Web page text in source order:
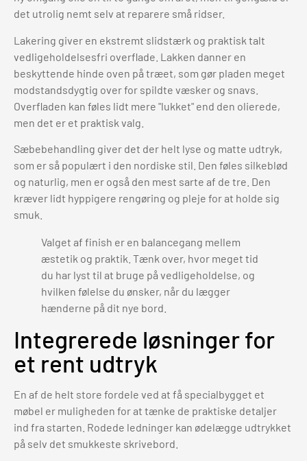
det utrolig nemt selv at reparere små ridser.
Lakering giver en ekstremt slidstærk og praktisk talt
vedligeholdelsesfri overflade. Lakken danner en
beskyttende hinde oven på træet, som gør pladen meget
modstandsdygtig over for spildte væsker og snavs.
Overfladen kan føles lidt mere "lukket" end den olierede,
men det er et praktisk valg.
Sæbebehandling giver det der helt lyse og matte udtryk,
som er så populært i den nordiske stil. Den føles silkeblød
og naturlig, men er også den mest sarte af de tre. Den
kræver lidt hyppigere rengøring og pleje for at holde sig
smuk.
Valget af finish er en balancegang mellem
æstetik og praktik. Tænk over, hvor meget tid
du har lyst til at bruge på vedligeholdelse, og
hvilken følelse du ønsker, når du lægger
hænderne på dit nye bord.
Integrerede løsninger for
et rent udtryk
En af de helt store fordele ved at få specialbygget et
møbel er muligheden for at tænke de praktiske detaljer
ind fra starten. Rodede ledninger kan ødelægge udtrykket
på selv det smukkeste skrivebord.